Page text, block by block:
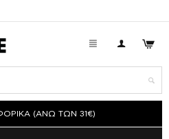
(ΑΝΩ ΤΩΝ 31€)